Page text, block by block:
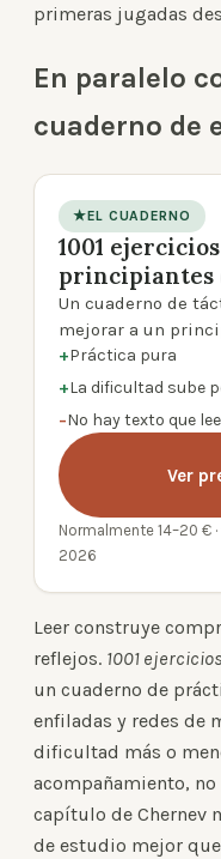
primeras jugadas
En paralelo
cuaderno de
product photo
★EL CUADERNO
1001
principiantes
Un cuaderno de
mejorar a un
+Práctica pura
+La dificultad sube
−No hay texto que
Ver
Normalmente 14–20 €
2026
Leer construye
reflejos. 1001
un cuaderno de
enfiladas y redes de
dificultad más o
acompañamiento,
capítulo de Chernev
de estudio mejor